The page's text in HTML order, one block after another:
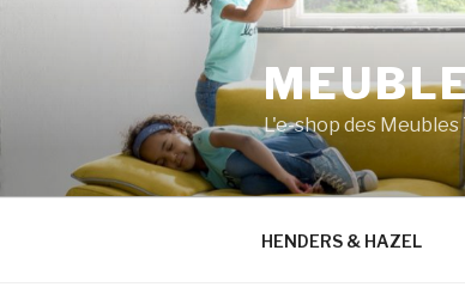
L'e-shop des Meubles
HENDERS & HAZEL